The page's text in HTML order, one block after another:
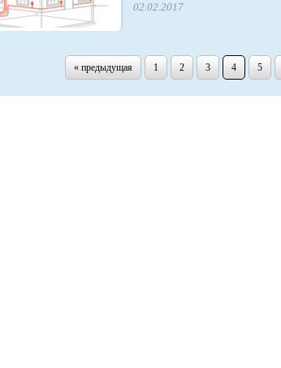
02.02.2017
« предыдущая 1 2 3 4 5